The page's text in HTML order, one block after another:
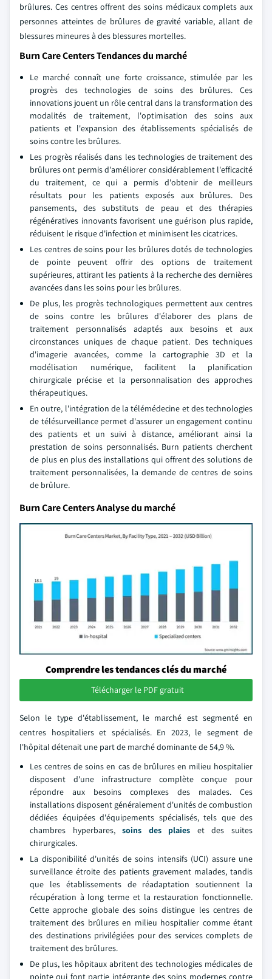
brûlures. Ces centres offrent des soins médicaux complets aux
personnes atteintes de brûlures de gravité variable, allant de
blessures mineures à des blessures mortelles.
Burn Care Centers Tendances du marché
Le marché connaît une forte croissance, stimulée par les
progrès des technologies de soins des brûlures. Ces
innovations jouent un rôle central dans la transformation des
modalités de traitement, l'optimisation des soins aux
patients et l'expansion des établissements spécialisés de
soins contre les brûlures.
Les progrès réalisés dans les technologies de traitement des
brûlures ont permis d'améliorer considérablement l'efficacité
du traitement, ce qui a permis d'obtenir de meilleurs
résultats pour les patients exposés aux brûlures. Des
pansements, des substituts de peau et des thérapies
régénératives innovants favorisent une guérison plus rapide,
réduisent le risque d'infection et minimisent les cicatrices.
Les centres de soins pour les brûlures dotés de technologies
de pointe peuvent offrir des options de traitement
supérieures, attirant les patients à la recherche des dernières
avancées dans les soins pour les brûlures.
De plus, les progrès technologiques permettent aux centres
de soins contre les brûlures d'élaborer des plans de
traitement personnalisés adaptés aux besoins et aux
circonstances uniques de chaque patient. Des techniques
d'imagerie avancées, comme la cartographie 3D et la
modélisation numérique, facilitent la planification
chirurgicale précise et la personnalisation des approches
thérapeutiques.
En outre, l'intégration de la télémédecine et des technologies
de télésurveillance permet d'assurer un engagement continu
des patients et un suivi à distance, améliorant ainsi la
prestation de soins personnalisés. Burn patients cherchent
de plus en plus des installations qui offrent des solutions de
traitement personnalisées, la demande de centres de soins
de brûlure.
Burn Care Centers Analyse du marché
Comprendre les tendances clés du marché
Télécharger le PDF gratuit
Selon le type d'établissement, le marché est segmenté en
centres hospitaliers et spécialisés. En 2023, le segment de
l'hôpital détenait une part de marché dominante de 54,9 %.
Les centres de soins en cas de brûlures en milieu hospitalier
disposent d'une infrastructure complète conçue pour
répondre aux besoins complexes des malades. Ces
installations disposent généralement d'unités de combustion
dédiées équipées d'équipements spécialisés, tels que des
chambres hyperbares,soins des plaies et des suites
chirurgicales.
La disponibilité d'unités de soins intensifs (UCI) assure une
surveillance étroite des patients gravement malades, tandis
que les établissements de réadaptation soutiennent la
récupération à long terme et la restauration fonctionnelle.
Cette approche globale des soins distingue les centres de
traitement des brûlures en milieu hospitalier comme étant
des destinations privilégiées pour des services complets de
traitement des brûlures.
De plus, les hôpitaux abritent des technologies médicales de
pointe qui font partie intégrante des soins modernes contre